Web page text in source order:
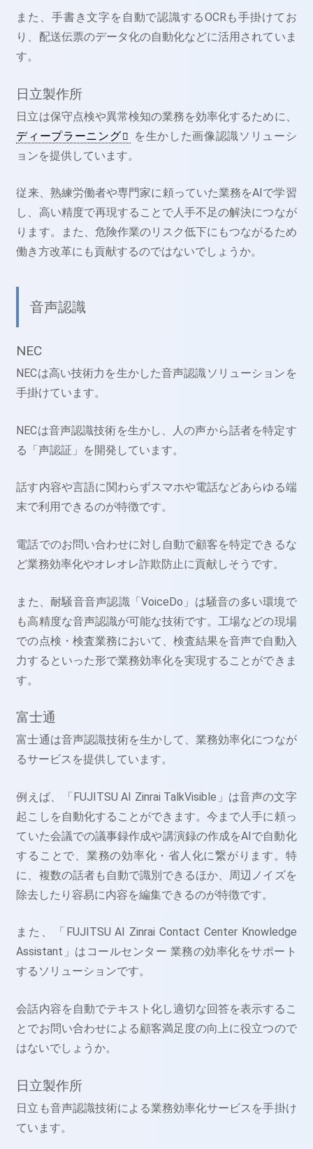
また、手書き文字を自動で認識するOCRも手掛けてお
り、配送伝票のデータ化の自動化などに活用されていま
す。
日立製作所
日立は保守点検や異常検知の業務を効率化するために、
ディープラーニング
を生かした画像認識ソリューシ
ョンを提供しています。
従来、熟練労働者や専門家に頼っていた業務をAIで学習
し、高い精度で再現することで人手不足の解決につなが
ります。また、危険作業のリスク低下にもつながるため
働き方改革にも貢献するのではないでしょうか。
音声認識
NEC
NECは高い技術力を生かした音声認識ソリューションを
手掛けています。
NECは音声認識技術を生かし、人の声から話者を特定す
る「声認証」を開発しています。
話す内容や言語に関わらずスマホや電話などあらゆる端
末で利用できるのが特徴です。
電話でのお問い合わせに対し自動で顧客を特定できるな
ど業務効率化やオレオレ詐欺防止に貢献しそうです。
また、耐騒音音声認識「VoiceDo」は騒音の多い環境で
も高精度な音声認識が可能な技術です。工場などの現場
での点検・検査業務において、検査結果を音声で自動入
力するといった形で業務効率化を実現することができま
す。
富士通
富士通は音声認識技術を生かして、業務効率化につなが
るサービスを提供しています。
例えば、「FUJITSU AI Zinrai TalkVisible」は音声の文字
起こしを自動化することができます。今まで人手に頼っ
ていた会議での議事録作成や講演録の作成をAIで自動化
することで、業務の効率化・省人化に繋がります。特
に、複数の話者も自動で識別できるほか、周辺ノイズを
除去したり容易に内容を編集できるのが特徴です。
また、「FUJITSU AI Zinrai Contact Center Knowledge
Assistant」はコールセンター 業務の効率化をサポート
するソリューションです。
会話内容を自動でテキスト化し適切な回答を表示するこ
とでお問い合わせによる顧客満足度の向上に役立つので
はないでしょうか。
日立製作所
日立も音声認識技術による業務効率化サービスを手掛け
ています。